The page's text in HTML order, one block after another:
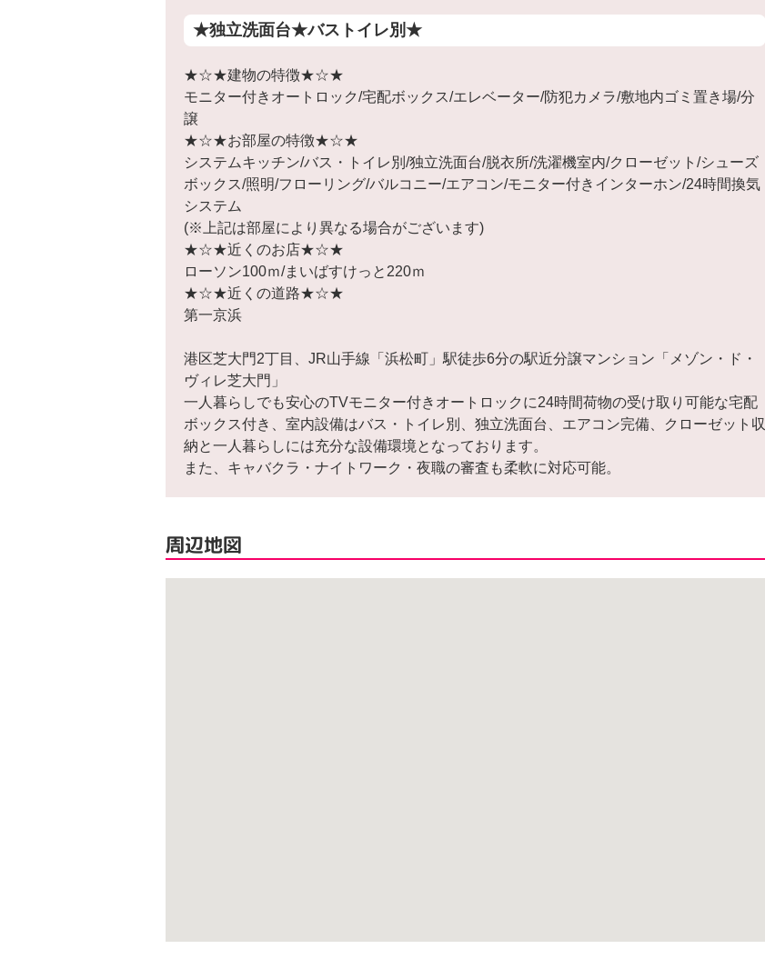
★独立洗面台★バストイレ別★
★☆★建物の特徴★☆★
モニター付きオートロック/宅配ボックス/エレベーター/防犯カメラ/敷地内ゴミ置き場/分
譲
★☆★お部屋の特徴★☆★
システムキッチン/バス・トイレ別/独立洗面台/脱衣所/洗濯機室内/クローゼット/シューズ
ボックス/照明/フローリング/バルコニー/エアコン/モニター付きインターホン/24時間換気
システム
(※上記は部屋により異なる場合がございます)
★☆★近くのお店★☆★
ローソン100ｍ/まいばすけっと220ｍ
★☆★近くの道路★☆★
第一京浜
港区芝大門2丁目、JR山手線「浜松町」駅徒歩6分の駅近分譲マンション「メゾン・ド・
ヴィレ芝大門」
一人暮らしでも安心のTVモニター付きオートロックに24時間荷物の受け取り可能な宅配
ボックス付き、室内設備はバス・トイレ別、独立洗面台、エアコン完備、クローゼット収
納と一人暮らしには充分な設備環境となっております。
また、キャバクラ・ナイトワーク・夜職の審査も柔軟に対応可能。
周辺地図